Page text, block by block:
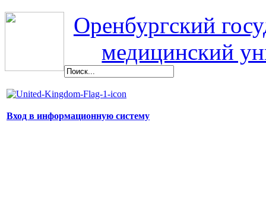
Оренбургский
медицинский
Вход в информационную систему